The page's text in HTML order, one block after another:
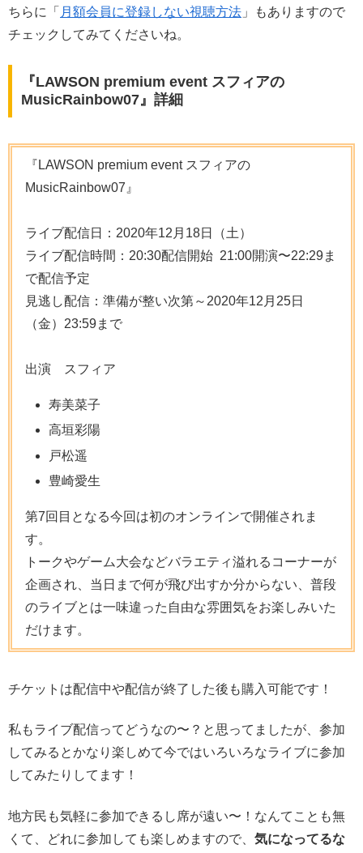
ちらに「 月額会員に登録しない視聴方法 」もありますので
チェックしてみてくださいね。
『LAWSON premium event スフィアの
MusicRainbow07』詳細
『LAWSON premium event スフィアの
MusicRainbow07』
ライブ配信日：2020年12月18日（土）
ライブ配信時間： 20:30配信開始 21:00開演〜22:29ま
で配信予定
見逃し配信：準備が整い次第～2020年12月25日
（金）23:59まで
出演 スフィア
寿美菜子
高垣彩陽
戸松遥
豊崎愛生
第7回目となる今回は初のオンラインで開催されま
す。
トークやゲーム大会などバラエティ溢れるコーナーが
企画され、当日まで何が飛び出すか分からない、普段
のライブとは一味違った自由な雰囲気をお楽しみいた
だけます。
チケットは配信中や配信が終了した後も購入可能です！
私もライブ配信ってどうなの〜？と思ってましたが、参加
してみるとかなり楽しめて今ではいろいろなライブに参加
してみたりしてます！
地方民も気軽に参加できるし席が遠い〜！なんてことも無
くて、どれに参加しても楽しめますので、 気になってるな